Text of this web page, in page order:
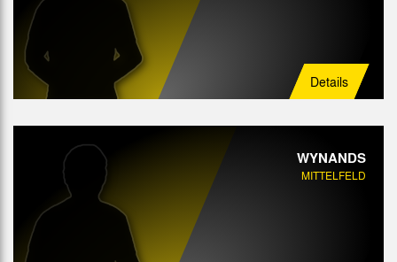
Details
WYNANDS
MITTELFELD